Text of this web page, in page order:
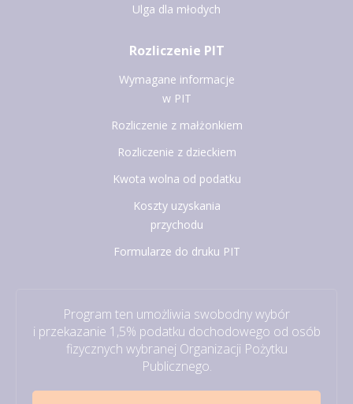
Ulga dla młodych
Rozliczenie PIT
Wymagane informacje
w PIT
Rozliczenie z małżonkiem
Rozliczenie z dzieckiem
Kwota wolna od podatku
Koszty uzyskania
przychodu
Formularze do druku PIT
Program ten umożliwia swobodny wybór
i przekazanie 1,5% podatku dochodowego od osób
fizycznych wybranej Organizacji Pożytku
Publicznego.